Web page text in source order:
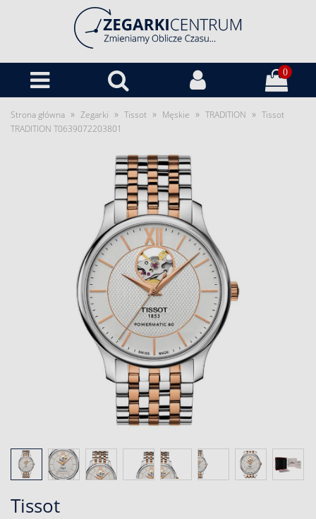
0
Strona główna » Zegarki » Tissot » Męskie » TRADITION » Tissot
TRADITION T0639072203801
Tissot